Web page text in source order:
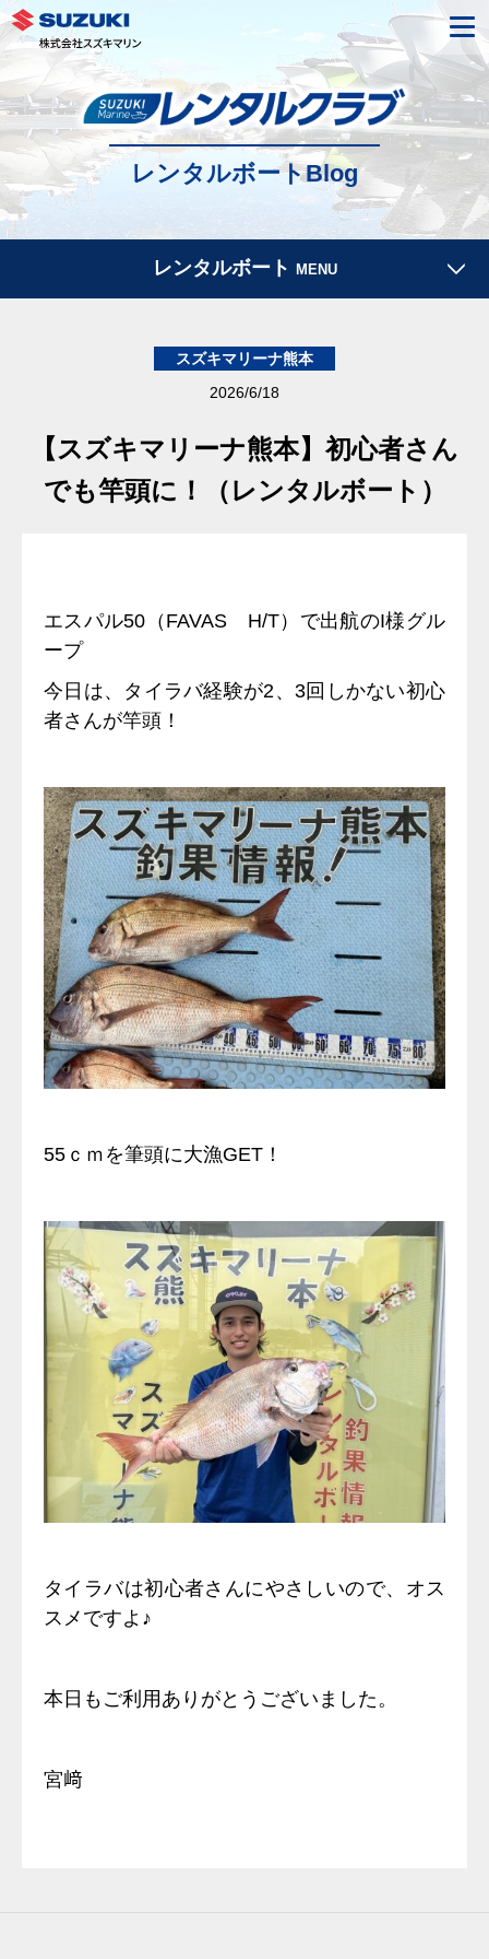
レンタルボートBlog
レンタルボート MENU
スズキマリーナ熊本
2026/6/18
【スズキマリーナ熊本】初心者さん
でも竿頭に！（レンタルボート）
エスパル50（FAVAS H/T）で出航のI様グル
ープ
今日は、タイラバ経験が2、3回しかない初心
者さんが竿頭！
55ｃｍを筆頭に大漁GET！
タイラバは初心者さんにやさしいので、オス
スメですよ♪
本日もご利用ありがとうございました。
宮﨑